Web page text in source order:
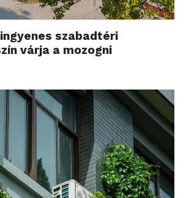
szabadtéri
várja a mozogni